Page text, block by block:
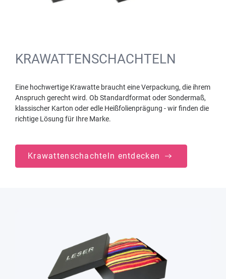
KRAWATTENSCHACHTELN
Eine hochwertige Krawatte braucht eine Verpackung, die ihrem
Anspruch gerecht wird. Ob Standardformat oder Sondermaß,
klassischer Karton oder edle Heißfolienprägung - wir finden die
richtige Lösung für Ihre Marke.
Krawattenschachteln entdecken